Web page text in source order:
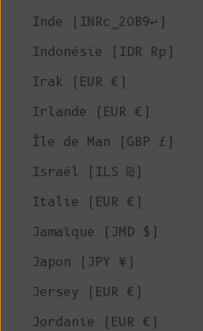
Inde (INRc_20B9↩)
Indonésie (IDR Rp)
Irak (EUR €)
Irlande (EUR €)
Île de Man (GBP £)
Israël (ILS ₪)
Italie (EUR €)
Jamaïque (JMD $)
Japon (JPY ¥)
Jersey (EUR €)
Jordanie (EUR €)